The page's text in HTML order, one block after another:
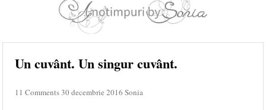
Un cuvânt. Un singur cuvânt.
11 Comments30 decembrie 2016 Sonia